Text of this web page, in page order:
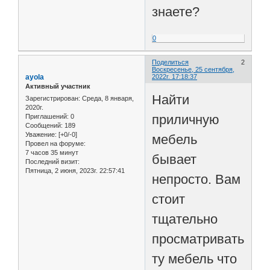
знаете?
0
Поделиться
2
Воскресенье, 25 сентября,
2022г. 17:18:37
ayola
Активный участник
Зарегистрирован: Среда, 8 января,
2020г.
Приглашений: 0
Сообщений: 189
Уважение: [+0/-0]
Провел на форуме:
7 часов 35 минут
Последний визит:
Пятница, 2 июня, 2023г. 22:57:41
Найти
приличную
мебель
бывает
непросто. Вам
стоит
тщательно
просматривать
ту мебель что